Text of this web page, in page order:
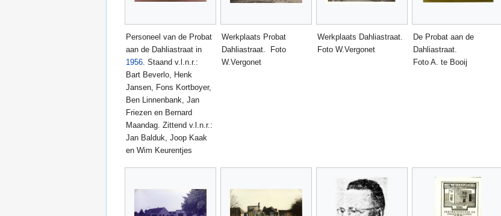
Personeel van de Probat
aan de Dahliastraat in
1956. Staand v.l.n.r.:
Bart Beverlo, Henk
Jansen, Fons Kortboyer,
Ben Linnenbank, Jan
Friezen en Bernard
Maandag. Zittend v.l.n.r.:
Jan Balduk, Joop Kaak
en Wim Keurentjes
Werkplaats Probat
Dahliastraat. ‎ Foto
W.Vergonet
Werkplaats Dahliastraat.
Foto W.Vergonet ‎
De Probat aan de
Dahliastraat.
Foto A. te Booij